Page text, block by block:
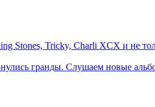
Stones, Tricky, Charli XCX и не
гранды. Слушаем новые